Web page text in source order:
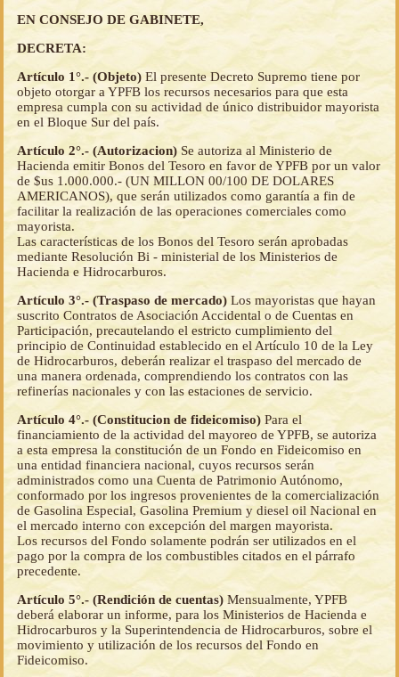
EN CONSEJO DE GABINETE,
DECRETA:
Artículo 1°.- (Objeto) El presente Decreto Supremo tiene por
objeto otorgar a YPFB los recursos necesarios para que esta
empresa cumpla con su actividad de único distribuidor mayorista
en el Bloque Sur del país.
Artículo 2°.- (Autorizacion) Se autoriza al Ministerio de
Hacienda emitir Bonos del Tesoro en favor de YPFB por un valor
de $us 1.000.000.- (UN MILLON 00/100 DE DOLARES
AMERICANOS), que serán utilizados como garantía a fin de
facilitar la realización de las operaciones comerciales como
mayorista.
Las características de los Bonos del Tesoro serán aprobadas
mediante Resolución Bi - ministerial de los Ministerios de
Hacienda e Hidrocarburos.
Artículo 3°.- (Traspaso de mercado) Los mayoristas que hayan
suscrito Contratos de Asociación Accidental o de Cuentas en
Participación, precautelando el estricto cumplimiento del
principio de Continuidad establecido en el Artículo 10 de la Ley
de Hidrocarburos, deberán realizar el traspaso del mercado de
una manera ordenada, comprendiendo los contratos con las
refinerías nacionales y con las estaciones de servicio.
Artículo 4°.- (Constitucion de fideicomiso) Para el
financiamiento de la actividad del mayoreo de YPFB, se autoriza
a esta empresa la constitución de un Fondo en Fideicomiso en
una entidad financiera nacional, cuyos recursos serán
administrados como una Cuenta de Patrimonio Autónomo,
conformado por los ingresos provenientes de la comercialización
de Gasolina Especial, Gasolina Premium y diesel oil Nacional en
el mercado interno con excepción del margen mayorista.
Los recursos del Fondo solamente podrán ser utilizados en el
pago por la compra de los combustibles citados en el párrafo
precedente.
Artículo 5°.- (Rendición de cuentas) Mensualmente, YPFB
deberá elaborar un informe, para los Ministerios de Hacienda e
Hidrocarburos y la Superintendencia de Hidrocarburos, sobre el
movimiento y utilización de los recursos del Fondo en
Fideicomiso.